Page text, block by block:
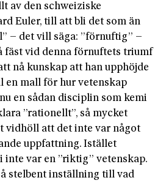
av den schweiziske
Euler, till att bli det som än
– det vill säga: ”förnuftig” –
fäst vid denna förnuftets triumf
nå kunskap att han upphöjde
mall för hur vetenskap
en sådan disciplin som kemi
”rationellt”, så mycket
vidhöll att det inte var något
uppfattning. Istället
inte var en ”riktig” vetenskap.
stelbent inställning till vad